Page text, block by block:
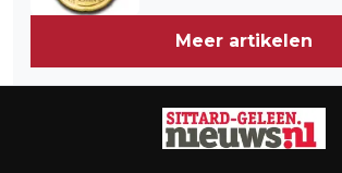
Meer artikelen